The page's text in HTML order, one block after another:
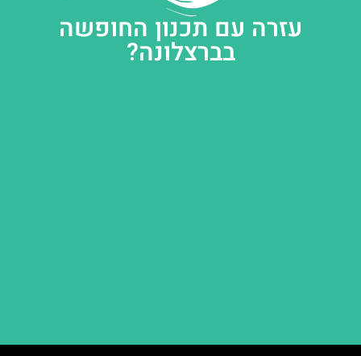
עזרה עם תכנון החופשה
בברצלונה?